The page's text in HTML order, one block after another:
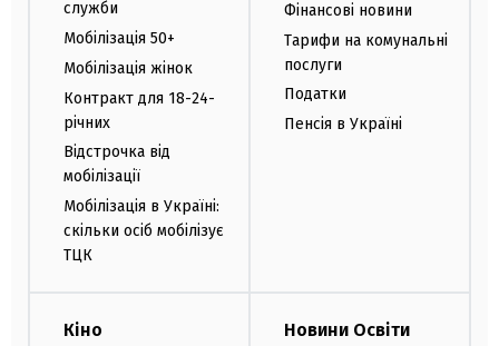
служби
Мобілізація 50+
Мобілізація жінок
Контракт для 18-24-
річних
Відстрочка від
мобілізації
Мобілізація в Україні:
скільки осіб мобілізує
ТЦК
Фінансові новини
Тарифи на комунальні
послуги
Податки
Пенсія в Україні
Кіно Новини Освіти